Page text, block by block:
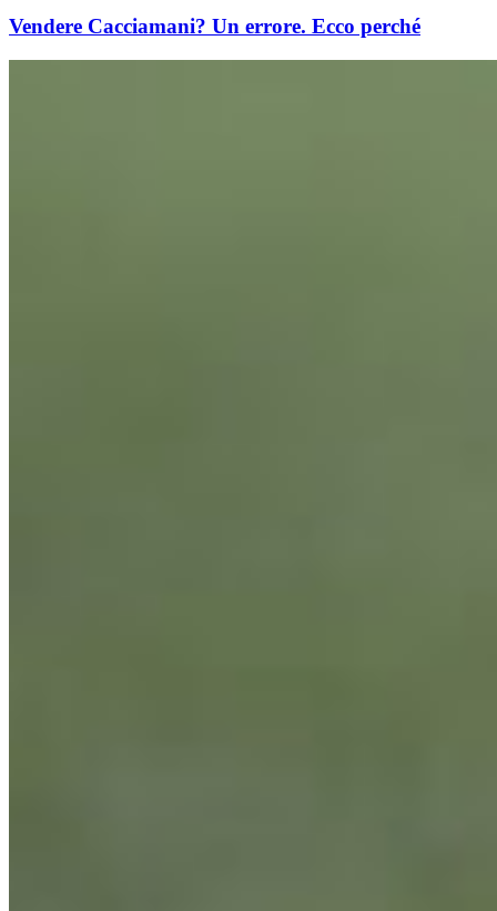
Vendere Cacciamani? Un errore. Ecco perché